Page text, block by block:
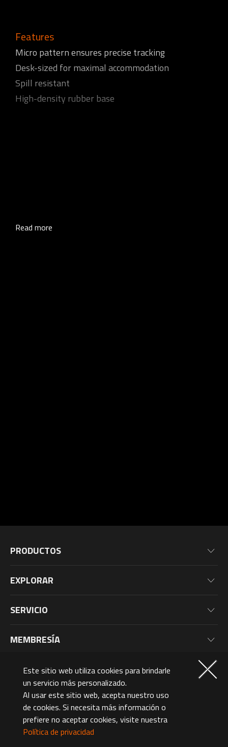
Features
Micro pattern ensures precise tracking
Desk-sized for maximal accommodation
Spill resistant
High-density rubber base
Read more
Este sitio web utiliza cookies para brindarle
un servicio más personalizado.
Al usar este sitio web, acepta nuestro uso
de cookies. Si necesita más información o
prefiere no aceptar cookies, visite nuestra
Política de privacidad
PRODUCTOS
Tarjeta Madre
Monitores
PC de Escritorio
Componentes de PC
EXPLORAR
Noticias
Blog
SERVICIO
Información de Garantía
MEMBRESÍA
¿Por Qué Unirse?
Niveles de Membresía
Puntos AORUS y Recompensas
Sobre nosotros
AORUSVERSE
Contáctenos
Design Award
©2026 GIGA-BYTE Technology Co., Ltd. All Rights Reserved.
Terms Of Use Privacy Policy
Mexico (Español)